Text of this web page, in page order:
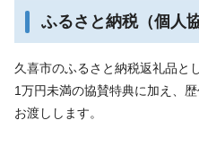
ふるさと納税（個人協
久喜市のふるさと納税返礼品と
1万円未満の協賛特典に加え、
お渡しします。